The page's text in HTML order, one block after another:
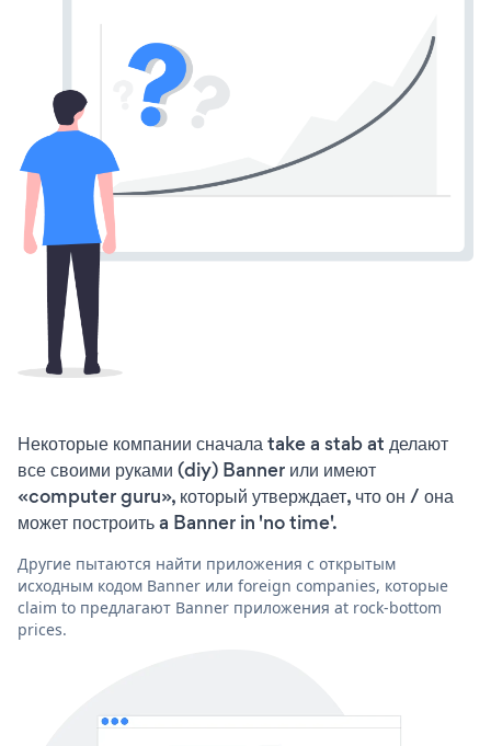
Некоторые компании сначала take a stab at делают
все своими руками (diy) Banner или имеют
«computer guru», который утверждает, что он / она
может построить a Banner in 'no time'.
Другие пытаются найти приложения с открытым
исходным кодом Banner или foreign companies, которые
claim to предлагают Banner приложения at rock-bottom
prices.